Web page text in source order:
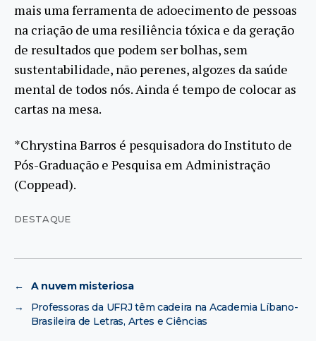
mais uma ferramenta de adoecimento de pessoas
na criação de uma resiliência tóxica e da geração
de resultados que podem ser bolhas, sem
sustentabilidade, não perenes, algozes da saúde
mental de todos nós. Ainda é tempo de colocar as
cartas na mesa.
*Chrystina Barros é pesquisadora do Instituto de
Pós-Graduação e Pesquisa em Administração
(Coppead).
DESTAQUE
←
A nuvem misteriosa
→
Professoras da UFRJ têm cadeira na Academia Líbano-
Brasileira de Letras, Artes e Ciências